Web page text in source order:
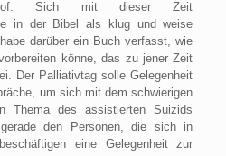
Sich mit dieser Zeit
in der Bibel als klug und weise
darüber ein Buch verfasst, wie
könne, das zu jener Zeit
Der Palliativtag solle Gelegenheit
um sich mit dem schwierigen
Thema des assistierten Suizids
den Personen, die sich in
eine Gelegenheit zur